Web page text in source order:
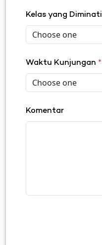
Kelas yang Diminati
Waktu Kunjungan *
Komentar